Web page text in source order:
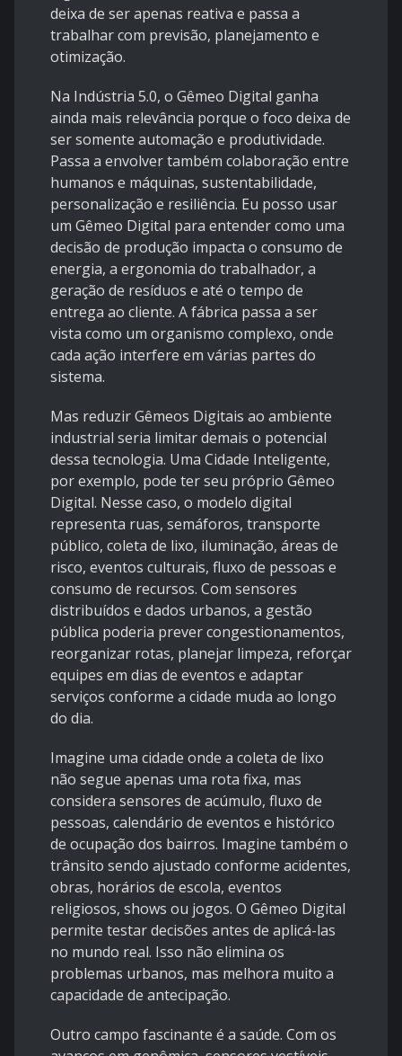
deixa de ser apenas reativa e passa a
trabalhar com previsão, planejamento e
otimização.
Na Indústria 5.0, o Gêmeo Digital ganha
ainda mais relevância porque o foco deixa de
ser somente automação e produtividade.
Passa a envolver também colaboração entre
humanos e máquinas, sustentabilidade,
personalização e resiliência. Eu posso usar
um Gêmeo Digital para entender como uma
decisão de produção impacta o consumo de
energia, a ergonomia do trabalhador, a
geração de resíduos e até o tempo de
entrega ao cliente. A fábrica passa a ser
vista como um organismo complexo, onde
cada ação interfere em várias partes do
sistema.
Mas reduzir Gêmeos Digitais ao ambiente
industrial seria limitar demais o potencial
dessa tecnologia. Uma Cidade Inteligente,
por exemplo, pode ter seu próprio Gêmeo
Digital. Nesse caso, o modelo digital
representa ruas, semáforos, transporte
público, coleta de lixo, iluminação, áreas de
risco, eventos culturais, fluxo de pessoas e
consumo de recursos. Com sensores
distribuídos e dados urbanos, a gestão
pública poderia prever congestionamentos,
reorganizar rotas, planejar limpeza, reforçar
equipes em dias de eventos e adaptar
serviços conforme a cidade muda ao longo
do dia.
Imagine uma cidade onde a coleta de lixo
não segue apenas uma rota fixa, mas
considera sensores de acúmulo, fluxo de
pessoas, calendário de eventos e histórico
de ocupação dos bairros. Imagine também o
trânsito sendo ajustado conforme acidentes,
obras, horários de escola, eventos
religiosos, shows ou jogos. O Gêmeo Digital
permite testar decisões antes de aplicá-las
no mundo real. Isso não elimina os
problemas urbanos, mas melhora muito a
capacidade de antecipação.
Outro campo fascinante é a saúde. Com os